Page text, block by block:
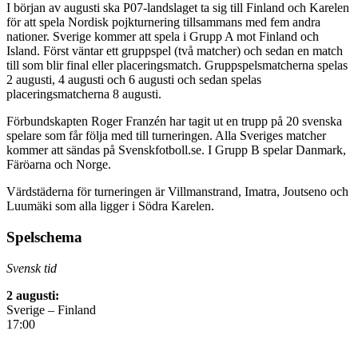
I början av augusti ska P07-landslaget ta sig till Finland och Karelen
för att spela Nordisk pojkturnering tillsammans med fem andra
nationer. Sverige kommer att spela i Grupp A mot Finland och
Island. Först väntar ett gruppspel (två matcher) och sedan en match
till som blir final eller placeringsmatch. Gruppspelsmatcherna spelas
2 augusti, 4 augusti och 6 augusti och sedan spelas
placeringsmatcherna 8 augusti.
Förbundskapten Roger Franzén har tagit ut en trupp på 20 svenska
spelare som får följa med till turneringen. Alla Sveriges matcher
kommer att sändas på Svenskfotboll.se. I Grupp B spelar Danmark,
Färöarna och Norge.
Värdstäderna för turneringen är Villmanstrand, Imatra, Joutseno och
Luumäki som alla ligger i Södra Karelen.
Spelschema
Svensk tid
2 augusti:
Sverige – Finland
17:00